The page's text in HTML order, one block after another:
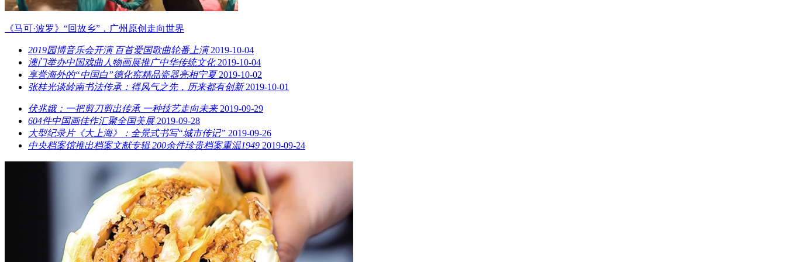
《马可·波罗》“回故乡”，广州原创走向世界
2019园博音乐会开演 百首爱国歌曲轮番上演 2019-10-04
澳门举办中国戏曲人物画展推广中华传统文化 2019-10-04
享誉海外的“中国白”德化窑精品瓷器亮相宁夏 2019-10-02
张桂光谈岭南书法传承：得风气之先，历来都有创新 2019-10-01
伏兆娥：一把剪刀剪出传承 一种技艺走向未来 2019-09-29
604件中国画佳作汇聚全国美展 2019-09-28
大型纪录片《大上海》：全景式书写“城市传记” 2019-09-26
中央档案馆推出档案文献专辑 200余件珍贵档案重温1949 2019-09-24